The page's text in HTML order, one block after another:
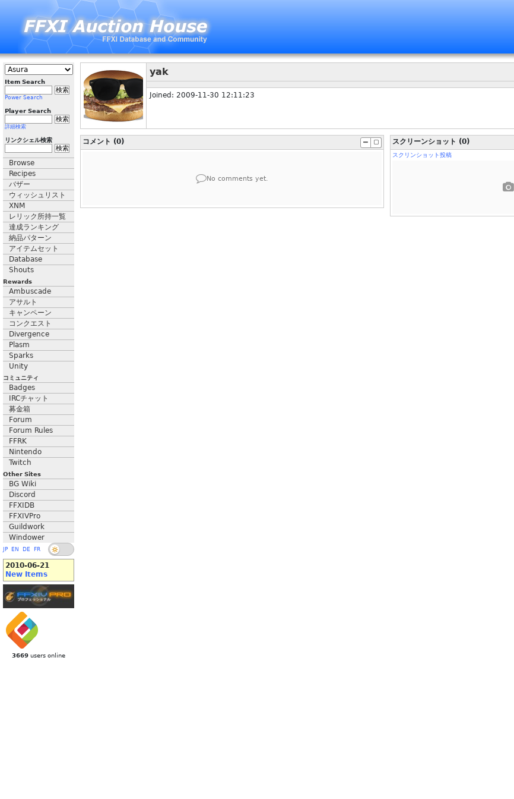
Item Search
Power Search
Player Search
詳細検索
リンクシェル検索
Browse
Recipes
バザー
ウィッシュリスト
XNM
レリック所持一覧
達成ランキング
納品パターン
アイテムセット
Database
Shouts
Rewards
Ambuscade
アサルト
キャンペーン
コンクエスト
Divergence
Plasm
Sparks
Unity
コミュニティ
Badges
IRCチャット
募金箱
Forum
Forum Rules
FFRK
Nintendo
Twitch
Other Sites
BG Wiki
Discord
FFXIDB
FFXIVPro
Guildwork
Windower
JP EN DE FR
2010-06-21
New Items
3669 users online
yak
Joined: 2009-11-30 12:11:23
コメント (0)
No comments yet.
スクリーンショット (0)
スクリンショット投稿